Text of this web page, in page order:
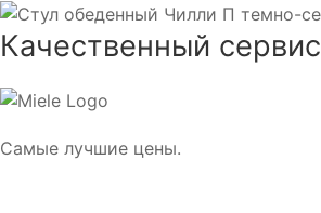
Качественный сервис
Самые лучшие цены.